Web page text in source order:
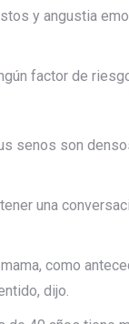
y angustia
factor de
senos son
una
como
dijo.